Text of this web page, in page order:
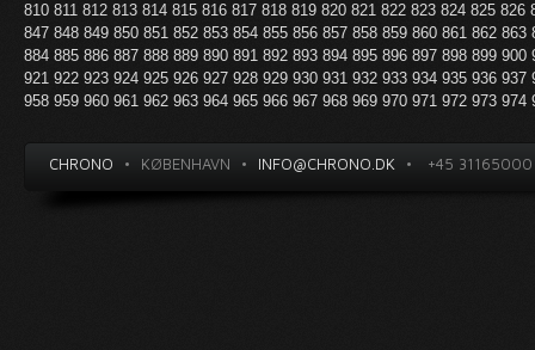
810 811 812 813 814 815 816 817 818 819 820 821 822 823 824 825 826
847 848 849 850 851 852 853 854 855 856 857 858 859 860 861 862 863
884 885 886 887 888 889 890 891 892 893 894 895 896 897 898 899 900
921 922 923 924 925 926 927 928 929 930 931 932 933 934 935 936 937
958 959 960 961 962 963 964 965 966 967 968 969 970 971 972 973 974
CHRONO • KØBENHAVN • INFO@CHRONO.DK • +45 31165000